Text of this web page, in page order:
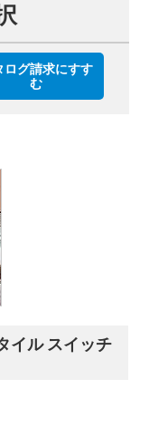
ログ請求にすす
む
ル スイッチ